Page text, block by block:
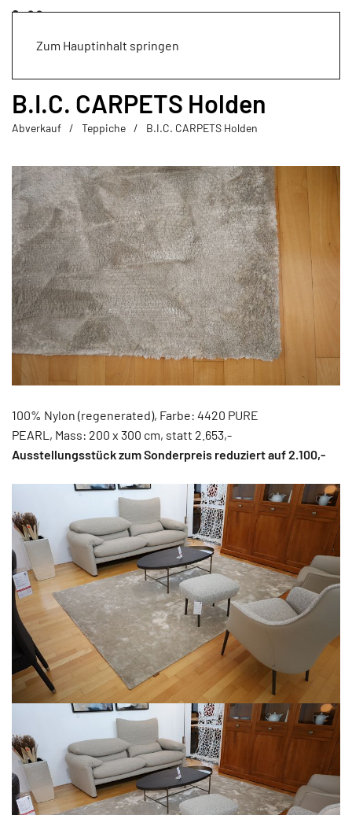
Zum Hauptinhalt springen
B.I.C. CARPETS Holden
Abverkauf Teppiche B.I.C. CARPETS Holden
100% Nylon (regenerated), Farbe: 4420 PURE
PEARL, Mass: 200 x 300 cm, statt 2.653,-
Ausstellungsstück zum Sonderpreis reduziert auf 2.100,-